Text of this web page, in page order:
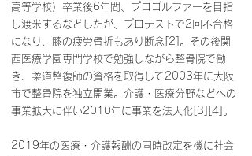
高等学校）卒業後6年間、プロゴルファーを目指
し渡米するなどしたが、プロテストで2回不合格
になり、膝の疲労骨折もあり断念[2]。その後関
西医療学園専門学校で勉強しながら整骨院で働
き、柔道整復師の資格を取得して2003年に大阪
市で整骨院を独立開業。介護・医療分野などへの
事業拡大に伴い2010年に事業を法人化[3][4]。
2019年の医療・介護報酬の同時改定を機に社会